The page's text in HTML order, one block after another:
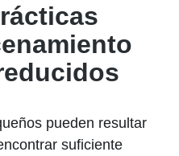
pueden resultar
suficiente